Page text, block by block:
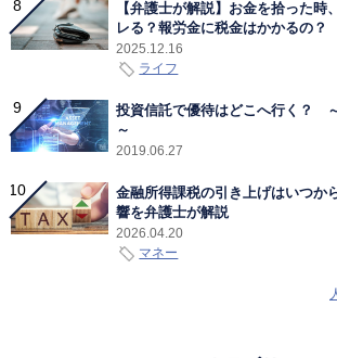
【弁護士が解説】お金を拾った時
レる？報労金に税金はかかるの？
2025.12.16
ライフ
投資信託で優待はどこへ行く？
～
2019.06.27
金融所得課税の引き上げはいつか
響を弁護士が解説
2026.04.20
マネー